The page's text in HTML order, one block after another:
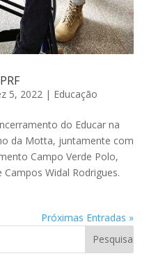
5, 2022 | Educação
do Educar na
da Motta, juntamente com
Campo Verde Polo,
Widal Rodrigues.
Próximas Entradas »